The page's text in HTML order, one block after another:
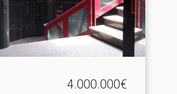
4.000.000€